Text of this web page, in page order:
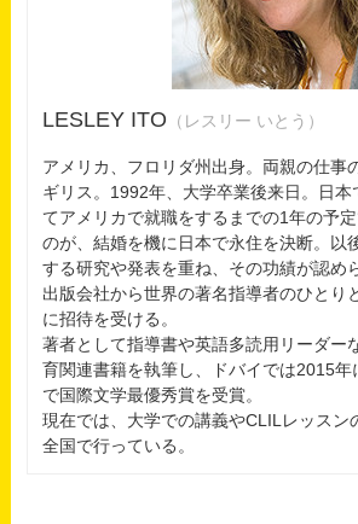
LESLEY ITO （レスリー いとう）
アメリカ、フロリダ州出身。両親の仕事
ギリス。1992年、大学卒業後来日。日本
てアメリカで就職をするまでの1年の予
のが、結婚を機に日本で永住を決断。以
する研究や発表を重ね、その功績が認め
出版会社から世界の著名指導者のひとり
に招待を受ける。
著者として指導書や英語多読用リーダー
育関連書籍を執筆し、ドバイでは2015年
で国際文学最優秀賞を受賞。
現在では、大学での講義やCLILレッスン
全国で行っている。